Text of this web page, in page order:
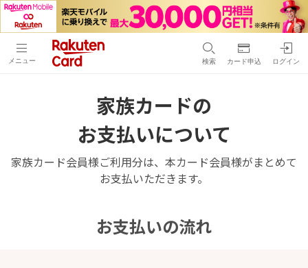
メニュー 検索 カード申込 ログイン
家族カードの
お支払いについて
家族カード会員様ご利用分は、本カード会員様がまとめて
お支払いただきます。
お支払いの流れ